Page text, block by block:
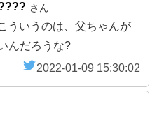
さん
ういうのは、父ちゃんが
んだろうな?️
2022-01-09 15:30:02